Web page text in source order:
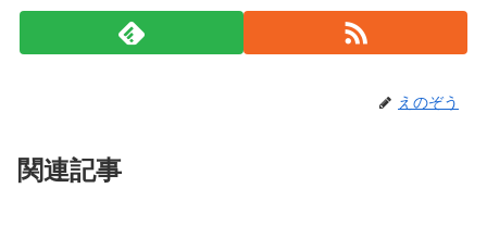
えのぞう
関連記事